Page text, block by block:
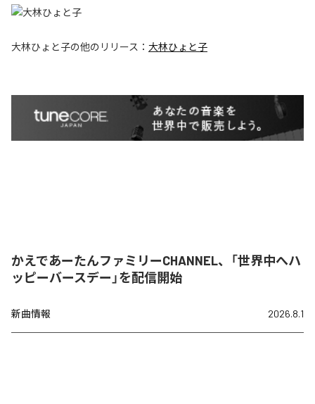
大林ひょと子の他のリリース： 大林ひょと子
かえであーたんファミリーCHANNEL、「世界中へハ
ッピーバースデー」を配信開始
新曲情報 2026.8.1